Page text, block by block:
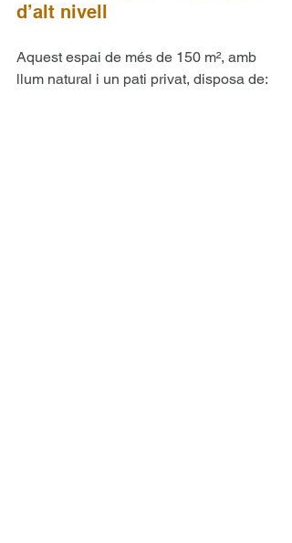
d’alt nivell
Aquest espai de més de 150 m², amb
llum natural i un pati privat, disposa de: